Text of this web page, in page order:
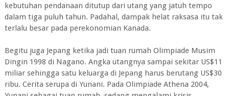
kebutuhan pendanaan ditutup dari utang yang jatuh tempo
dalam tiga puluh tahun. Padahal, dampak helat raksasa itu tak
terlalu besar pada perekonomian Kanada.
Begitu juga Jepang ketika jadi tuan rumah Olimpiade Musim
Dingin 1998 di Nagano. Angka utangnya sampai sekitar US$11
miliar sehingga satu keluarga di Jepang harus berutang US$30
ribu. Cerita serupa di Yunani. Pada Olimpiade Athena 2004,